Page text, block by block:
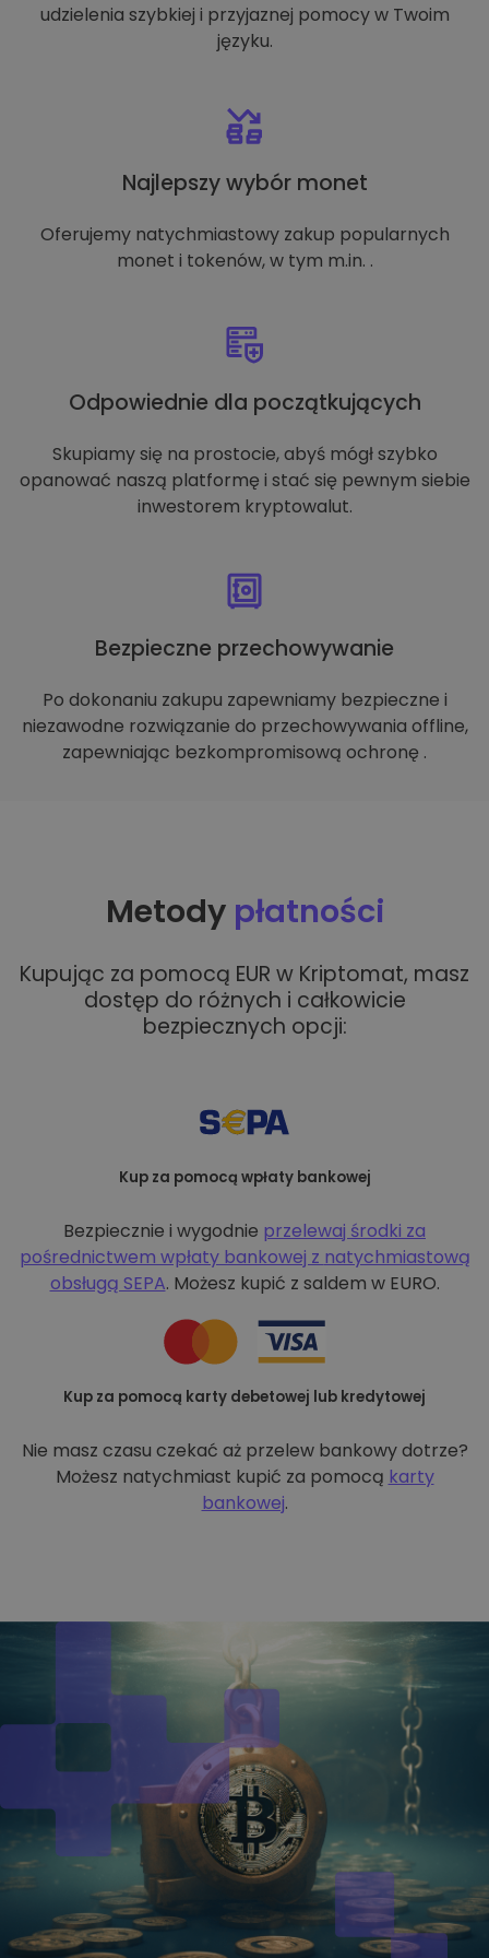
udzielenia szybkiej i przyjaznej pomocy w Twoim
języku.
Najlepszy wybór monet
Oferujemy natychmiastowy zakup popularnych
monet i tokenów, w tym m.in. .
Odpowiednie dla początkujących
Skupiamy się na prostocie, abyś mógł szybko
opanować naszą platformę i stać się pewnym siebie
inwestorem kryptowalut.
Bezpieczne przechowywanie
Po dokonaniu zakupu zapewniamy bezpieczne i
niezawodne rozwiązanie do przechowywania offline,
zapewniając bezkompromisową ochronę .
Metody płatności
Kupując za pomocą EUR w Kriptomat, masz
dostęp do różnych i całkowicie
bezpiecznych opcji:
Kup za pomocą wpłaty bankowej
Bezpiecznie i wygodnie przelewaj środki za
pośrednictwem wpłaty bankowej z natychmiastową
obsługą SEPA. Możesz kupić z saldem w EURO.
Kup za pomocą karty debetowej lub kredytowej
Nie masz czasu czekać aż przelew bankowy dotrze?
Możesz natychmiast kupić za pomocą karty
bankowej.